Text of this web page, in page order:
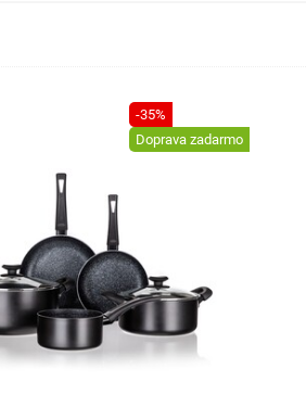
-35%
Doprava zadarmo